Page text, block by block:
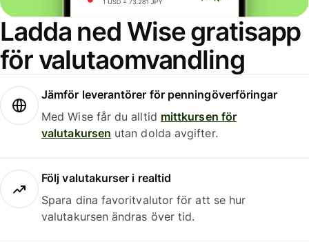
Ladda ned Wise gratisapp
för valutaomvandling
Jämför leverantörer för penningöverföringar
Med Wise får du alltid mittkursen för
valutakursen utan dolda avgifter.
Följ valutakurser i realtid
Spara dina favoritvalutor för att se hur
valutakursen ändras över tid.